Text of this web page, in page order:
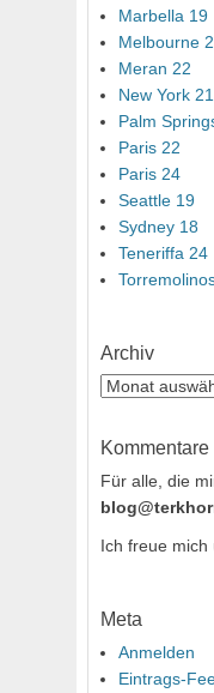
Marbella 19
Melbourne
Meran 22
New York 21
Palm
Paris 22
Paris 24
Seattle 19
Sydney 18
Teneriffa 24
Archiv
Archiv
Kommentare
Für alle, die
Ich freue mich
Meta
Anmelden
Eintrags-